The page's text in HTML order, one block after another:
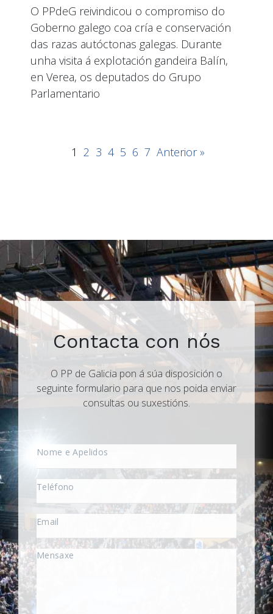
O PPdeG reivindicou o compromiso do
Goberno galego coa cría e conservación
das razas autóctonas galegas. Durante
unha visita á explotación gandeira Balín,
en Verea, os deputados do Grupo
Parlamentario
1 2 3 4 5 6 7 Anterior »
Contacta con nós
O PP de Galicia pon á súa disposición o
seguinte formulario para que nos poida enviar
consultas ou suxestións.